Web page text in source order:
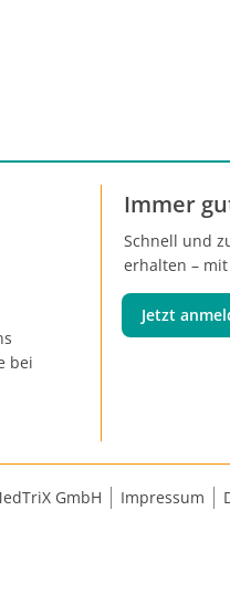
bei
Immer
Schnell und
erhalten –
Jetzt
GmbH Impressum